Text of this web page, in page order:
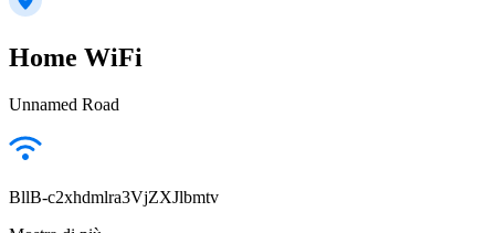
Home WiFi
Unnamed Road
BllB-c2xhdmlra3VjZXJlbmtv